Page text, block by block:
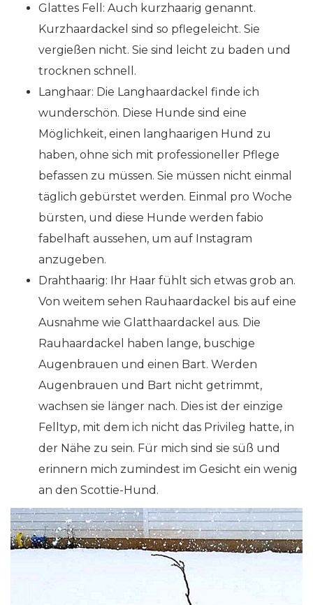
Glattes Fell: Auch kurzhaarig genannt.
Kurzhaardackel sind so pflegeleicht. Sie
vergießen nicht. Sie sind leicht zu baden und
trocknen schnell.
Langhaar: Die Langhaardackel finde ich
wunderschön. Diese Hunde sind eine
Möglichkeit, einen langhaarigen Hund zu
haben, ohne sich mit professioneller Pflege
befassen zu müssen. Sie müssen nicht einmal
täglich gebürstet werden. Einmal pro Woche
bürsten, und diese Hunde werden fabio
fabelhaft aussehen, um auf Instagram
anzugeben.
Drahthaarig: Ihr Haar fühlt sich etwas grob an.
Von weitem sehen Rauhaardackel bis auf eine
Ausnahme wie Glatthaardackel aus. Die
Rauhaardackel haben lange, buschige
Augenbrauen und einen Bart. Werden
Augenbrauen und Bart nicht getrimmt,
wachsen sie länger nach. Dies ist der einzige
Felltyp, mit dem ich nicht das Privileg hatte, in
der Nähe zu sein. Für mich sind sie süß und
erinnern mich zumindest im Gesicht ein wenig
an den Scottie-Hund.